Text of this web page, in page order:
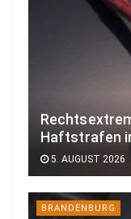
Haftstrafen
5. AUGUST 2026
BRANDENBURG